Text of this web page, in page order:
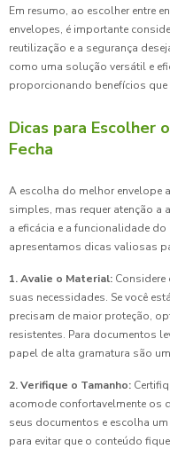
Em resumo, ao escolher entre
envelopes, é importante
reutilização e a segurança
como uma solução versátil e
proporcionando benefícios
Dicas para Escolher
Fecha
A escolha do melhor envelope
simples, mas requer atenção
a eficácia e a funcionalidade
apresentamos dicas valiosas
1. Avalie o Material:
suas necessidades. Se você
precisam de maior proteção,
resistentes. Para documentos
papel de alta gramatura são
2. Verifique o Tamanho:
acomode confortavelmente os
seus documentos e escolha
para evitar que o conteúdo